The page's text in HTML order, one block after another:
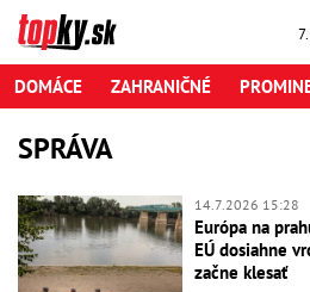
DOMÁCE ZAHRANIČNÉ
SPRÁVA
14.7.2026 15:28
Európa na
EÚ dosiahne
začne klesať